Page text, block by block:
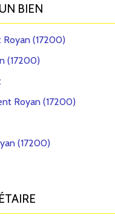
BIEN
(17200)
(17200)
Royan (17200)
(17200)